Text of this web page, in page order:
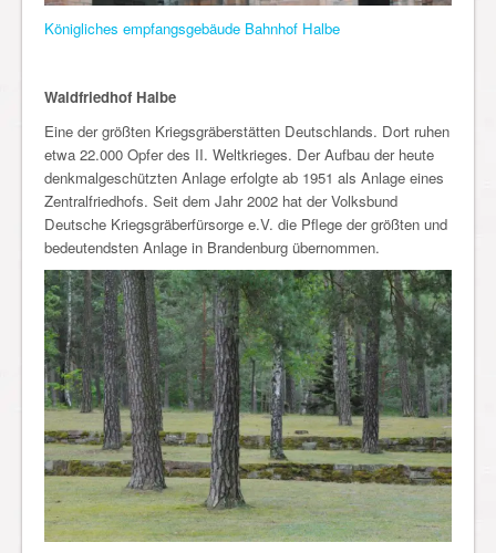
Königliches empfangsgebäude Bahnhof Halbe
Waldfriedhof Halbe
Eine der größten Kriegsgräberstätten Deutschlands. Dort ruhen
etwa 22.000 Opfer des II. Weltkrieges. Der Aufbau der heute
denkmalgeschützten Anlage erfolgte ab 1951 als Anlage eines
Zentralfriedhofs. Seit dem Jahr 2002 hat der Volksbund
Deutsche Kriegsgräberfürsorge e.V. die Pflege der größten und
bedeutendsten Anlage in Brandenburg übernommen.